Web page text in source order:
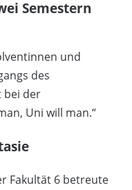
Semestern
und
des
bei der
Uni will man.“
Fakultät 6 betreute